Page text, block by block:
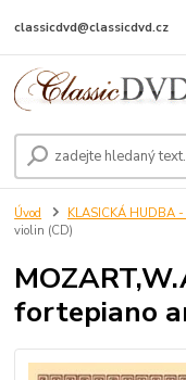
classicdvd@classicdvd.cz
Úvod KLASICKÁ HUDBA -
violin (CD)
fortepiano